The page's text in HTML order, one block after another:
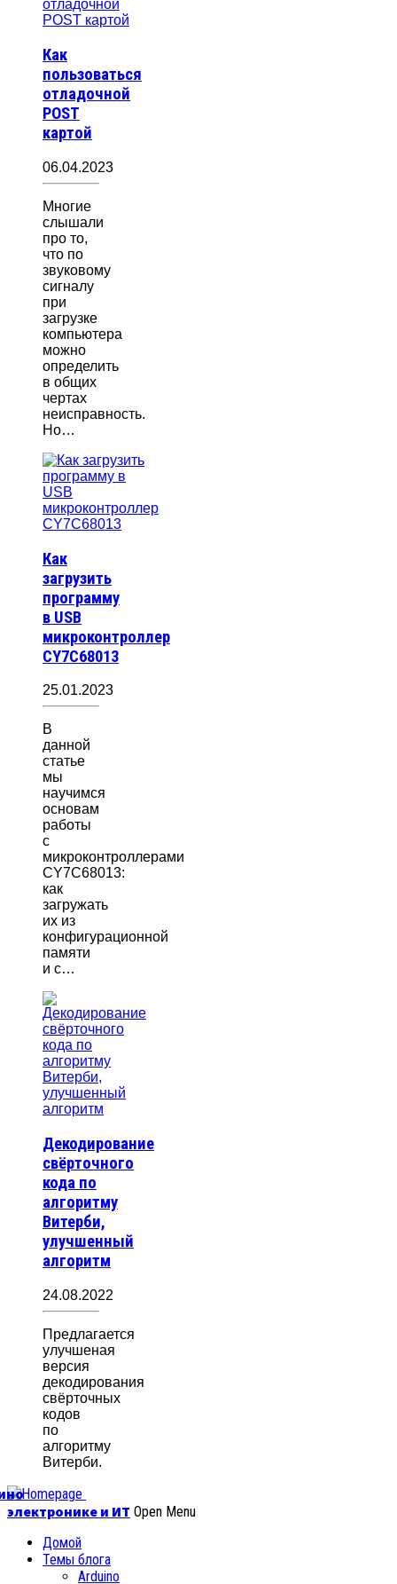
Как
пользоваться
отладочной
POST
картой
06.04.2023
Многие
слышали
про то,
что по
звуковому
сигналу
при
загрузке
компьютера
можно
определить
в общих
чертах
неисправность.
Но…
Как
загрузить
программу
в USB
микроконтроллер
CY7C68013
25.01.2023
В
данной
статье
мы
научимся
основам
работы
с
микроконтроллерами
CY7C68013:
как
загружать
их из
конфигурационной
памяти
и с…
Декодирование
свёрточного
кода по
алгоритму
Витерби,
улучшенный
алгоритм
24.08.2022
Предлагается
улучшеная
версия
декодирования
свёрточных
кодов
по
алгоритму
Витерби.
электронике и ИТ Open Menu
Домой
Темы блога
Arduino